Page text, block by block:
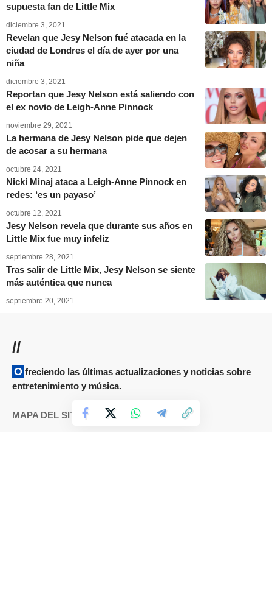
supuesta fan de Little Mix
diciembre 3, 2021
Revelan que Jesy Nelson fué atacada en la
ciudad de Londres el día de ayer por una
niña
diciembre 3, 2021
Reportan que Jesy Nelson está saliendo con
el ex novio de Leigh-Anne Pinnock
noviembre 29, 2021
La hermana de Jesy Nelson pide que dejen
de acosar a su hermana
octubre 24, 2021
Nicki Minaj ataca a Leigh-Anne Pinnock en
redes: ‘es un payaso’
octubre 12, 2021
Jesy Nelson revela que durante sus años en
Little Mix fue muy infeliz
septiembre 28, 2021
Tras salir de Little Mix, Jesy Nelson se siente
más auténtica que nunca
septiembre 20, 2021
//
Ofreciendo las últimas actualizaciones y noticias sobre
entretenimiento y música.
MAPA DEL SITIO